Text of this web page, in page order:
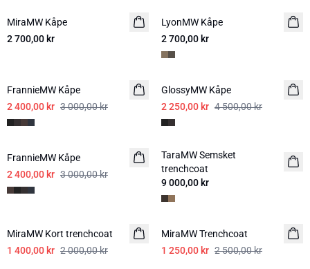
MiraMW Kåpe
2 700,00 kr
NYHED
LyonMW Kåpe
2 700,00 kr
FrannieMW Kåpe
2 400,00 kr 3 000,00 kr
-50%
GlossyMW Kåpe
2 250,00 kr 4 500,00 kr
-20%
FrannieMW Kåpe
2 400,00 kr 3 000,00 kr
TaraMW Semsket
trenchcoat
9 000,00 kr
MiraMW Kort trenchcoat
1 400,00 kr 2 000,00 kr
-50%
MiraMW Trenchcoat
1 250,00 kr 2 500,00 kr